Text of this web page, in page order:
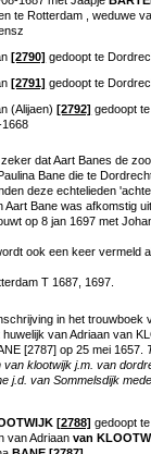
te Rotterdam , weduwe
[2790] gedoopt te
[2791] gedoopt te
(Alijaen)[2792] gedoopt
1668
dat Aart Banes de
Bane die te
deze echtelieden
Aart Bane was afkomstig
op 8 jan 1697 met
ook een keer vermeld
T 1687, 1697.
in het trouwboek
huwelijk van Adriaan van
[2787] op 25 mei 1657.
van klootwijk j.m. van
j.d. van Sommelsdijk
[2788] gedoopt
van Adriaan van